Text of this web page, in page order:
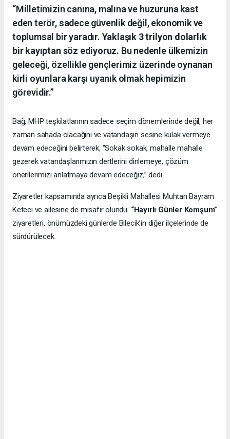
“Milletimizin canına, malına ve huzuruna kast
eden terör, sadece güvenlik değil, ekonomik ve
toplumsal bir yaradır. Yaklaşık 3 trilyon dolarlık
bir kayıptan söz ediyoruz. Bu nedenle ülkemizin
geleceği, özellikle gençlerimiz üzerinde oynanan
kirli oyunlara karşı uyanık olmak hepimizin
görevidir.”
Bağ, MHP teşkilatlarının sadece seçim dönemlerinde değil, her
zaman sahada olacağını ve vatandaşın sesine kulak vermeye
devam edeceğini belirterek, “Sokak sokak, mahalle mahalle
gezerek vatandaşlarımızın dertlerini dinlemeye, çözüm
önerilerimizi anlatmaya devam edeceğiz,” dedi.
Ziyaretler kapsamında ayrıca Beşikli Mahallesi Muhtarı Bayram
Keteci ve ailesine de misafir olundu. “Hayırlı Günler Komşum”
ziyaretleri, önümüzdeki günlerde Bilecik’in diğer ilçelerinde de
sürdürülecek.